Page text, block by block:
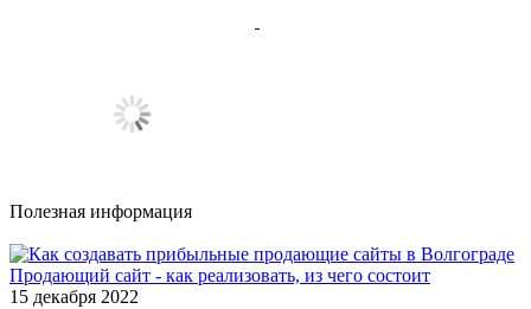
Полезная информация
Продающий сайт - как реализовать, из чего состоит
15 декабря 2022